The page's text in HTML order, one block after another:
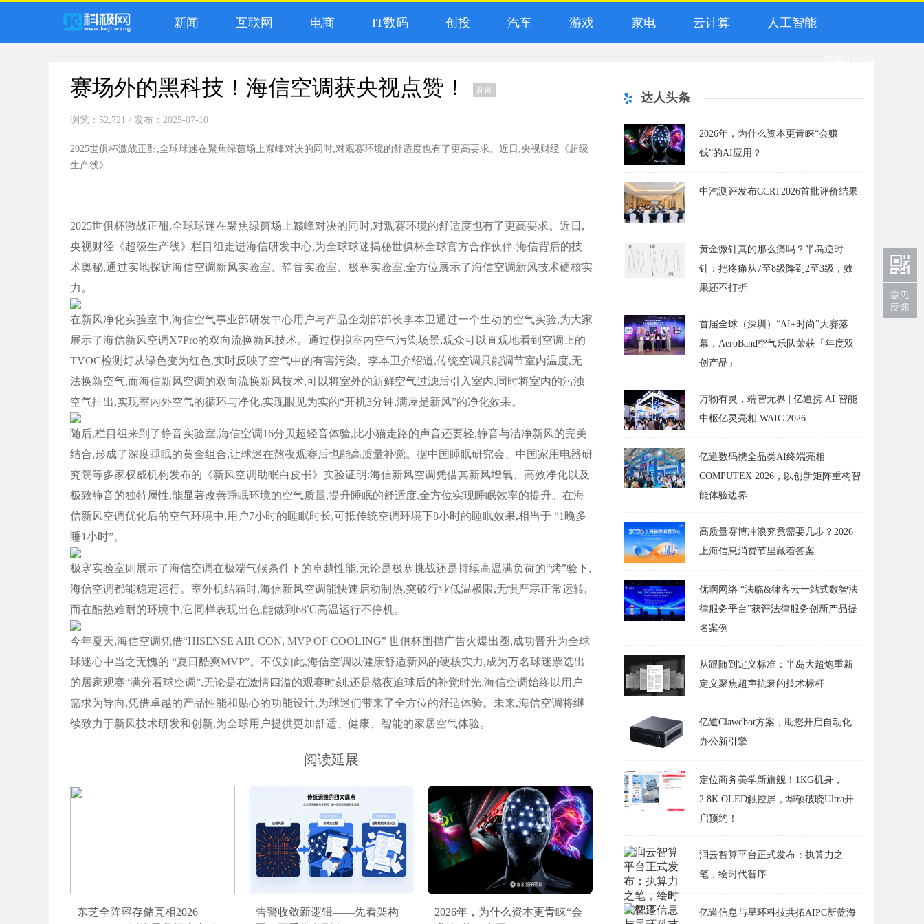
新闻 互联网 电商 IT数码 创投 汽车 游戏 家电 云计算 人工智能
赛场外的黑科技！海信空调获央视点赞！ 新闻
浏览：52,721 / 发布：2025-07-10
2025世俱杯激战正酣,全球球迷在聚焦绿茵场上巅峰对决的同时,对观赛环境的舒适度也有了更高要求。近日,央视财经《超级
生产线》……
2025世俱杯激战正酣,全球球迷在聚焦绿茵场上巅峰对决的同时,对观赛环境的舒适度也有了更高要求。近日,
央视财经《超级生产线》栏目组走进海信研发中心,为全球球迷揭秘世俱杯全球官方合作伙伴-海信背后的技
术奥秘,通过实地探访海信空调新风实验室、静音实验室、极寒实验室,全方位展示了海信空调新风技术硬核实
力。
在新风净化实验室中,海信空气事业部研发中心用户与产品企划部部长李本卫通过一个生动的空气实验,为大家
展示了海信新风空调X7Pro的双向流换新风技术。通过模拟室内空气污染场景,观众可以直观地看到空调上的
TVOC检测灯从绿色变为红色,实时反映了空气中的有害污染。李本卫介绍道,传统空调只能调节室内温度,无
法换新空气,而海信新风空调的双向流换新风技术,可以将室外的新鲜空气过滤后引入室内,同时将室内的污浊
空气排出,实现室内外空气的循环与净化,实现眼见为实的“开机3分钟,满屋是新风”的净化效果。
随后,栏目组来到了静音实验室,海信空调16分贝超轻音体验,比小猫走路的声音还要轻,静音与洁净新风的完美
结合,形成了深度睡眠的黄金组合,让球迷在熬夜观赛后也能高质量补觉。据中国睡眠研究会、中国家用电器研
究院等多家权威机构发布的《新风空调助眠白皮书》实验证明:海信新风空调凭借其新风增氧、高效净化以及
极致静音的独特属性,能显著改善睡眠环境的空气质量,提升睡眠的舒适度,全方位实现睡眠效率的提升。在海
信新风空调优化后的空气环境中,用户7小时的睡眠时长,可抵传统空调环境下8小时的睡眠效果,相当于 “1晚多
睡1小时”。
极寒实验室则展示了海信空调在极端气候条件下的卓越性能,无论是极寒挑战还是持续高温满负荷的“烤”验下,
海信空调都能稳定运行。室外机结霜时,海信新风空调能快速启动制热,突破行业低温极限,无惧严寒正常运转,
而在酷热难耐的环境中,它同样表现出色,能做到68℃高温运行不停机。
今年夏天,海信空调凭借“HISENSE AIR CON, MVP OF COOLING” 世俱杯围挡广告火爆出圈,成功晋升为全球
球迷心中当之无愧的 “夏日酷爽MVP”。不仅如此,海信空调以健康舒适新风的硬核实力,成为万名球迷票选出
的居家观赛“满分看球空调”,无论是在激情四溢的观赛时刻,还是熬夜追球后的补觉时光,海信空调始终以用户
需求为导向,凭借卓越的产品性能和贴心的功能设计,为球迷们带来了全方位的舒适体验。未来,海信空调将继
续致力于新风技术研发和创新,为全球用户提供更加舒适、健康、智能的家居空气体验。
阅读延展
东芝全阵容存储亮相2026
告警收敛新逻辑——先看架构
2026年，为什么资本更青睐“会
达人头条
2026年，为什么资本更青睐“会赚
钱”的AI应用？
中汽测评发布CCRT2026首批评价结果
黄金微针真的那么痛吗？半岛逆时
针：把疼痛从7至8级降到2至3级，效
果还不打折
首届全球（深圳）“AI+时尚”大赛落
幕，AeroBand空气乐队荣获「年度双
创产品」
万物有灵，端智无界 | 亿道携 AI 智能
中枢亿灵亮相 WAIC 2026
亿道数码携全品类AI终端亮相
COMPUTEX 2026，以创新矩阵重构智
能体验边界
高质量赛博冲浪究竟需要几步？2026
上海信息消费节里藏着答案
优啊网络 “法临&律客云一站式数智法
律服务平台”获评法律服务创新产品提
名案例
从跟随到定义标准：半岛大超炮重新
定义聚焦超声抗衰的技术标杆
亿道Clawdbot方案，助您开启自动化
办公新引擎
定位商务美学新旗舰！1KG机身，
2.8K OLED触控屏，华硕破晓Ultra开
启预约！
润云智算平台正式发布：执算力之
笔，绘时代智序
亿道信息与星环科技共拓AIPC新蓝海